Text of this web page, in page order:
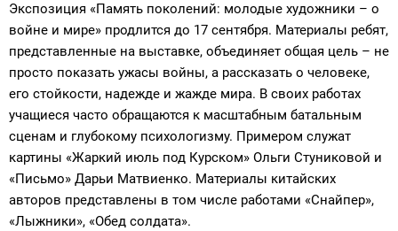
Экспозиция «Память поколений: молодые художники – о
войне и мире» продлится до 17 сентября. Материалы ребят,
представленные на выставке, объединяет общая цель – не
просто показать ужасы войны, а рассказать о человеке,
его стойкости, надежде и жажде мира. В своих работах
учащиеся часто обращаются к масштабным батальным
сценам и глубокому психологизму. Примером служат
картины «Жаркий июль под Курском» Ольги Стуниковой и
«Письмо» Дарьи Матвиенко. Материалы китайских
авторов представлены в том числе работами «Снайпер»,
«Лыжники», «Обед солдата».